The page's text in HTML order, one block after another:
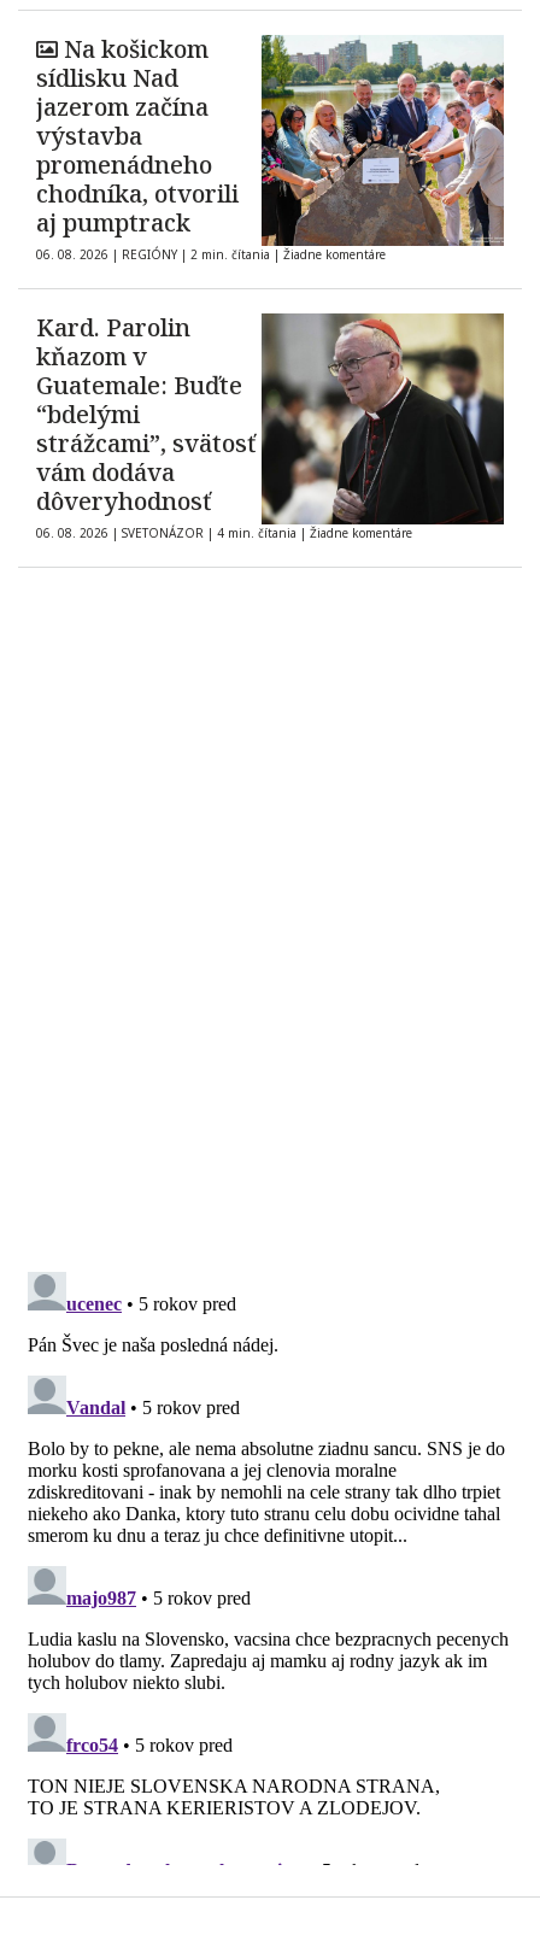
Na košickom
sídlisku Nad
jazerom začína
výstavba
promenádneho
chodníka, otvorili
aj pumptrack
06. 08. 2026 | REGIÓNY | 2 min. čítania | Žiadne komentáre
Kard. Parolin
kňazom v
Guatemale: Buďte
“bdelými
strážcami”, svätosť
vám dodáva
dôveryhodnosť
06. 08. 2026 | SVETONÁZOR | 4 min. čítania | Žiadne komentáre